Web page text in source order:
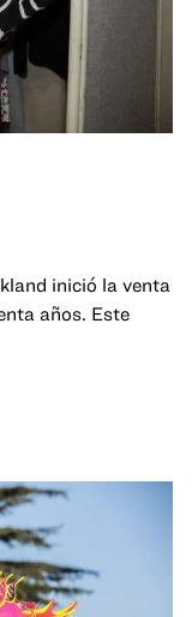
inició la venta
años. Este